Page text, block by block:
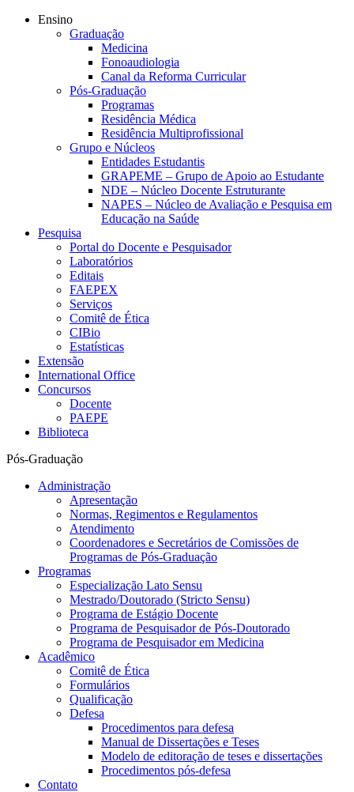
Ensino
Graduação
Medicina
Fonoaudiologia
Canal da Reforma Curricular
Pós-Graduação
Programas
Residência Médica
Residência Multiprofissional
Grupo e Núcleos
Entidades Estudantis
GRAPEME – Grupo de Apoio ao Estudante
NDE – Núcleo Docente Estruturante
NAPES – Núcleo de Avaliação e Pesquisa em
Educação na Saúde
Pesquisa
Portal do Docente e Pesquisador
Laboratórios
Editais
FAEPEX
Serviços
Comitê de Ética
CIBio
Estatísticas
Extensão
International Office
Concursos
Docente
PAEPE
Biblioteca
Pós-Graduação
Administração
Apresentação
Normas, Regimentos e Regulamentos
Atendimento
Coordenadores e Secretários de Comissões de
Programas de Pós-Graduação
Programas
Especialização Lato Sensu
Mestrado/Doutorado (Stricto Sensu)
Programa de Estágio Docente
Programa de Pesquisador de Pós-Doutorado
Programa de Pesquisador em Medicina
Acadêmico
Comitê de Ética
Formulários
Qualificação
Defesa
Procedimentos para defesa
Manual de Dissertações e Teses
Modelo de editoração de teses e dissertações
Procedimentos pós-defesa
Contato